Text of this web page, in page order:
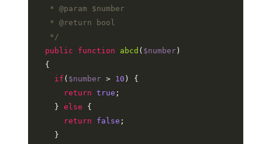
   *
@param $number
   *
@return bool
   */
public
function abcd ( $number )
{
if ( $number > 10 ) {
return
true ;
    }
else {
return
false ;
    }